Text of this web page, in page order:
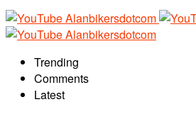
Trending
Comments
Latest